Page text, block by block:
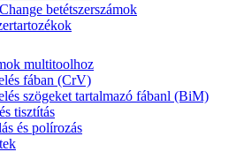
betétszerszámok
multitoolhoz
fában (CrV)
szögeket tartalmazó fábanl (BiM)
tisztítás
és polírozás